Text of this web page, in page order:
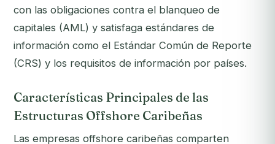
con las obligaciones contra el blanqueo de
capitales (AML) y satisfaga estándares de
información como el Estándar Común de Reporte
(CRS) y los requisitos de información por países.
Características Principales de las
Estructuras Offshore Caribeñas
Las empresas offshore caribeñas comparten